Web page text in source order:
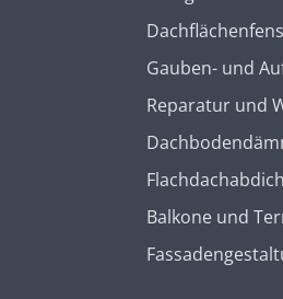
Gauben- und
Reparatur und
Balkone und